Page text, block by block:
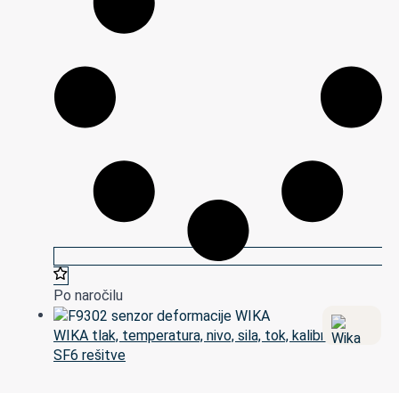
Po naročilu
WIKA tlak, temperatura, nivo, sila, tok, kalibracija in
SF6 rešitve